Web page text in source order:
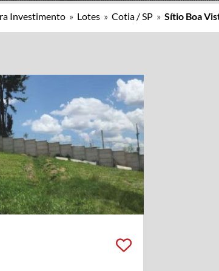
Investimento » Lotes » Cotia / SP » Sítio Boa